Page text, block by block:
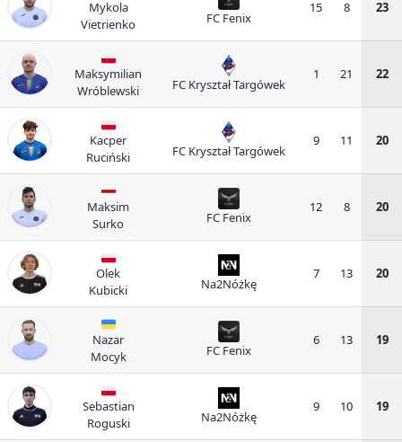
Mykola
Vietrienko
FC Fenix
15 8 23
Maksymilian
Wróblewski
FC Kryształ Targówek
1 21 22
Kacper
Ruciński
FC Kryształ Targówek
9 11 20
Maksim
Surko
FC Fenix
12 8 20
Olek
Kubicki
Na2Nóżkę
7 13 20
Nazar
Mocyk
FC Fenix
6 13 19
Sebastian
Roguski
Na2Nóżkę
9 10 19